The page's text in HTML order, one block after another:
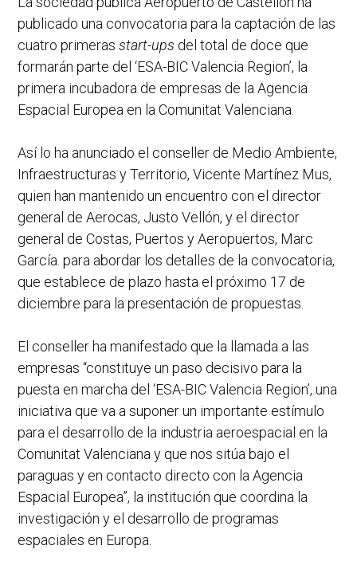
publicado una convocatoria para la captación de las
cuatro primeras start-ups del total de doce que
formarán parte del ‘ESA-BIC Valencia Region’, la
primera incubadora de empresas de la Agencia
Espacial Europea en la Comunitat Valenciana.
Así lo ha anunciado el conseller de Medio Ambiente,
Infraestructuras y Territorio, Vicente Martínez Mus,
quien han mantenido un encuentro con el director
general de Aerocas, Justo Vellón, y el director
general de Costas, Puertos y Aeropuertos, Marc
García. para abordar los detalles de la convocatoria,
que establece de plazo hasta el próximo 17 de
diciembre para la presentación de propuestas.
El conseller ha manifestado que la llamada a las
empresas “constituye un paso decisivo para la
puesta en marcha del ‘ESA-BIC Valencia Region’, una
iniciativa que va a suponer un importante estímulo
para el desarrollo de la industria aeroespacial en la
Comunitat Valenciana y que nos sitúa bajo el
paraguas y en contacto directo con la Agencia
Espacial Europea”, la institución que coordina la
investigación y el desarrollo de programas
espaciales en Europa.